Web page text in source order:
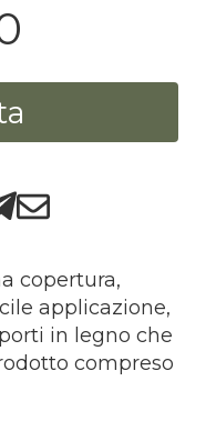
copertura,
applicazione,
in legno che
compreso